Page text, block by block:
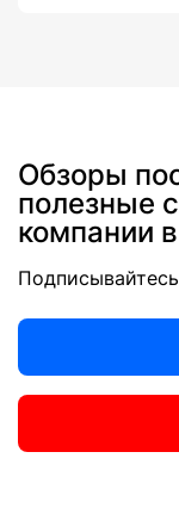
Обзоры
полезные
компании в